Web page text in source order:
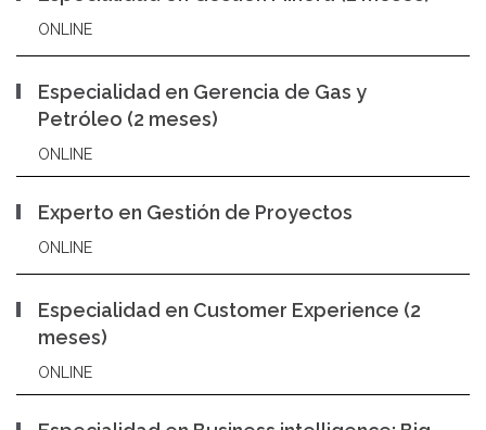
ONLINE
Especialidad en Gerencia de Gas y
Petróleo (2 meses)
ONLINE
Experto en Gestión de Proyectos
ONLINE
Especialidad en Customer Experience (2
meses)
ONLINE